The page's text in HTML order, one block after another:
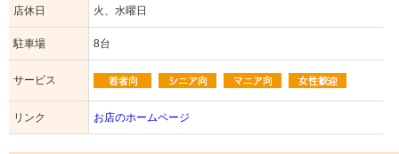
店休日 火、水曜日
駐車場 8台
サービス
リンク お店のホームページ